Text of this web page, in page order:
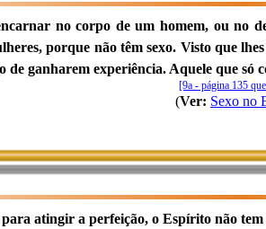
no corpo de um homem, ou no
porque não têm sexo. Visto que
de ganharem experiência. Aquele que só
[9a - página 135
(Ver: Sexo no
atingir a perfeição, o Espírito não tem